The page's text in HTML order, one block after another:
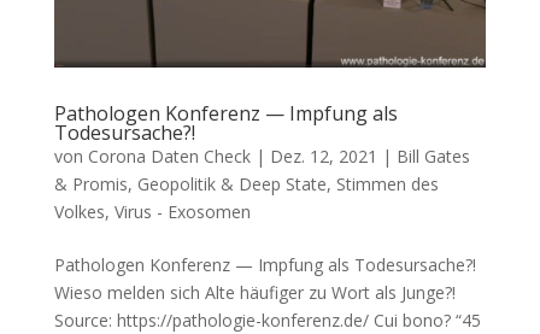
Pathologen Konferenz — Impfung als
Todesursache?!
von Corona Daten Check| Dez. 12, 2021 | Bill Gates
& Promis, Geopolitik & Deep State, Stimmen des
Volkes, Virus - Exosomen
Pathologen Konferenz — Impfung als Todesursache?!
Wie­so mel­den sich Alte häu­fi­ger zu Wort als Junge?!
Source: https://pathologie-konferenz.de/ Cui bono? “45